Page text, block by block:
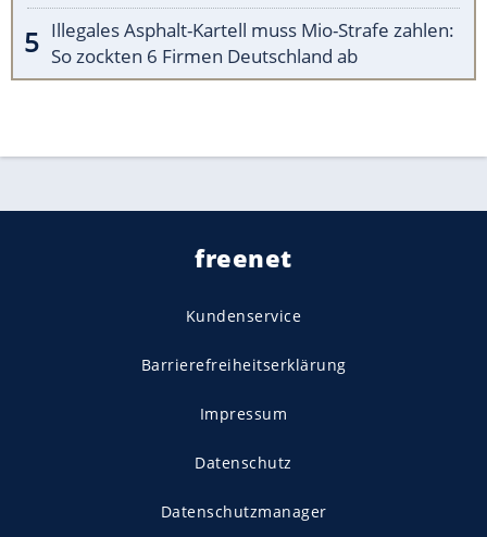
Illegales Asphalt-Kartell muss Mio-Strafe zahlen:
So zockten 6 Firmen Deutschland ab
freenet
Kundenservice
Barrierefreiheitserklärung
Impressum
Datenschutz
Datenschutzmanager